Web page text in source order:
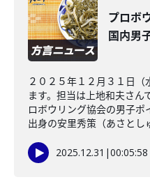
プロボ
国内男
２０２５年１２月３１日
ます。担当は上地和夫さん
ロボウリング協会の男子
出身の安里秀策（あさとし
2025.12.31 |00:05:58